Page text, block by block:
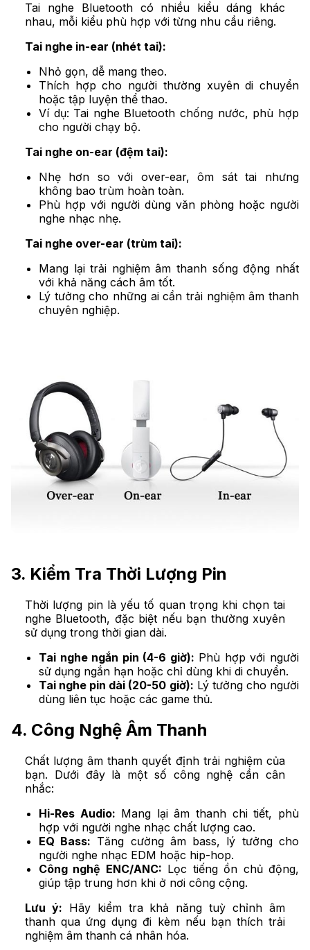
Tai nghe Bluetooth có nhiều kiểu dáng khác
nhau, mỗi kiểu phù hợp với từng nhu cầu riêng.
Tai nghe in-ear (nhét tai):
Nhỏ gọn, dễ mang theo.
Thích hợp cho người thường xuyên di chuyển
hoặc tập luyện thể thao.
Ví dụ: Tai nghe Bluetooth chống nước, phù hợp
cho người chạy bộ.
Tai nghe on-ear (đệm tai):
Nhẹ hơn so với over-ear, ôm sát tai nhưng
không bao trùm hoàn toàn.
Phù hợp với người dùng văn phòng hoặc người
nghe nhạc nhẹ.
Tai nghe over-ear (trùm tai):
Mang lại trải nghiệm âm thanh sống động nhất
với khả năng cách âm tốt.
Lý tưởng cho những ai cần trải nghiệm âm thanh
chuyên nghiệp.
3. Kiểm Tra Thời Lượng Pin
Thời lượng pin là yếu tố quan trọng khi chọn tai
nghe Bluetooth, đặc biệt nếu bạn thường xuyên
sử dụng trong thời gian dài.
Tai nghe ngắn pin (4-6 giờ): Phù hợp với người
sử dụng ngắn hạn hoặc chỉ dùng khi di chuyển.
Tai nghe pin dài (20-50 giờ): Lý tưởng cho người
dùng liên tục hoặc các game thủ.
4. Công Nghệ Âm Thanh
Chất lượng âm thanh quyết định trải nghiệm của
bạn. Dưới đây là một số công nghệ cần cân
nhắc:
Hi-Res Audio: Mang lại âm thanh chi tiết, phù
hợp với người nghe nhạc chất lượng cao.
EQ Bass: Tăng cường âm bass, lý tưởng cho
người nghe nhạc EDM hoặc hip-hop.
Công nghệ ENC/ANC: Lọc tiếng ồn chủ động,
giúp tập trung hơn khi ở nơi công cộng.
Lưu ý: Hãy kiểm tra khả năng tuỳ chỉnh âm
thanh qua ứng dụng đi kèm nếu bạn thích trải
nghiệm âm thanh cá nhân hóa.